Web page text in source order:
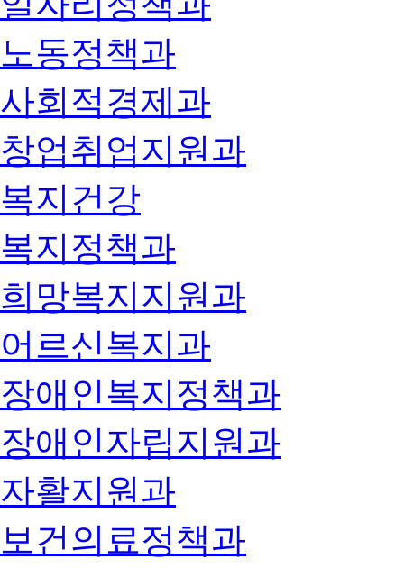
노동정책과
사회적경제과
창업취업지원과
복지건강
복지정책과
희망복지지원과
어르신복지과
장애인복지정책과
장애인자립지원과
자활지원과
보건의료정책과